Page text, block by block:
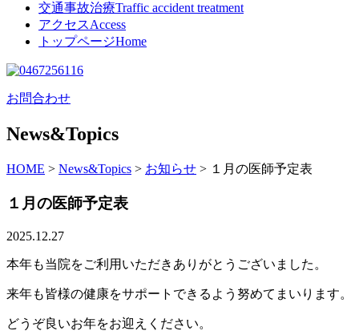
交通事故治療Traffic accident treatment
アクセスAccess
トップページHome
お問合わせ
News&Topics
HOME > News&Topics > お知らせ > １月の医師予定表
１月の医師予定表
2025.12.27
本年も当院をご利用いただきありがとうございました。
来年も皆様の健康をサポートできるよう努めてまいります。
どうぞ良いお年をお迎えください。